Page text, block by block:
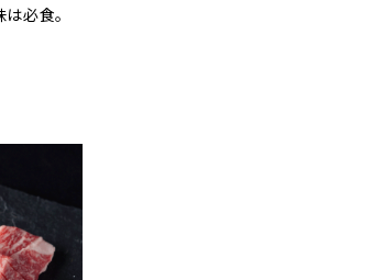
必食。